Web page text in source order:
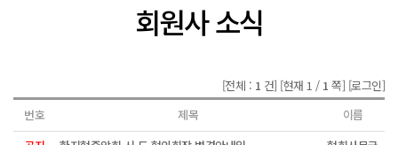
회원사 소식
[전체 : 1 건] [현재 1 / 1 쪽] [로그인]
번호
제목
이름